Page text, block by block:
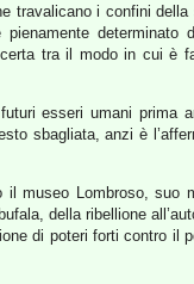
i confini
tra il modo in cui è
esseri umani prima
sbagliata, anzi è
museo Lombroso, suo
della ribellione
di poteri forti contro il